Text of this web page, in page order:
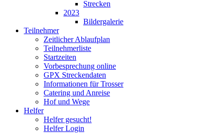
Strecken
2023
Bildergalerie
Teilnehmer
Zeitlicher Ablaufplan
Teilnehmerliste
Startzeiten
Vorbesprechung online
GPX Streckendaten
Informationen für Trosser
Catering und Anreise
Hof und Wege
Helfer
Helfer gesucht!
Helfer Login